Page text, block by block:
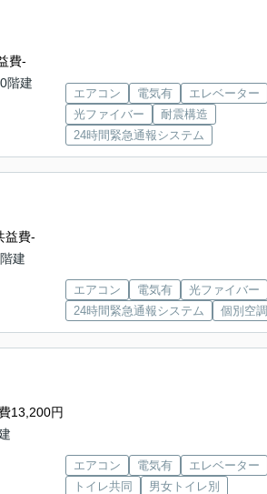
費-
階建
エアコン 電気有
エレベーター
光ファイバー
耐震構造
24時間緊急通報システム
益費-
建
エアコン 電気有 光ファイバー
24時間緊急通報システム
個別空調
13,200円
エアコン 電気有 エレベーター
トイレ共同
男女トイレ別